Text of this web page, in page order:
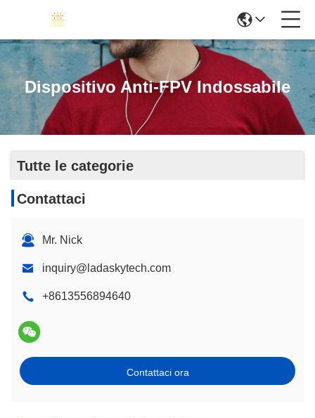
Dispositivo Anti-FPV Indossabile
Tutte le categorie
Contattaci
Mr. Nick
inquiry@ladaskytech.com
+8613556894640
Contattaci ora